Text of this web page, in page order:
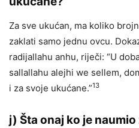
Za sve ukućan, ma koliko
zaklati samo jednu ovcu.
radijallahu anhu, riječi: “U
sallallahu alejhi we sellem,
i za svoje ukućane.”13
j) Šta onaj ko je